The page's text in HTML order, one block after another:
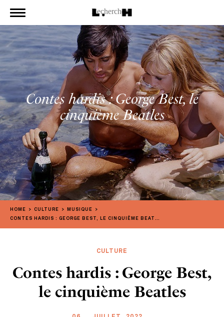
Contes hardis : George Best, le
cinquième Beatles
HOME CULTURE
MUSIQUE
CONTES HARDIS : GEORGE BEST, LE CINQUIÈME BEATLES
CULTURE
Contes hardis : George Best,
le cinquième Beatles